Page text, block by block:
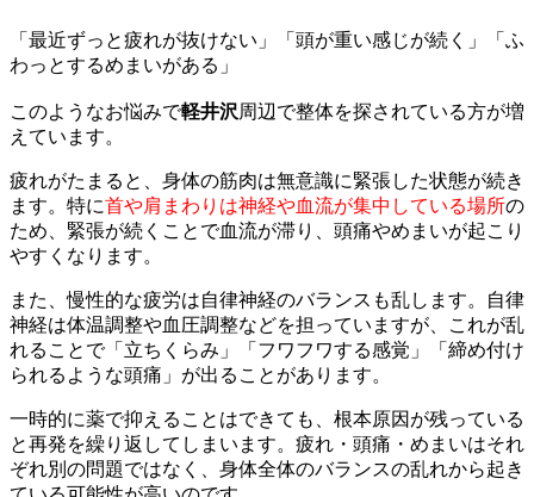
「最近ずっと疲れが抜けない」「頭が重い感じが続く」「ふ
わっとするめまいがある」
このようなお悩みで軽井沢周辺で整体を探されている方が増
えています。
疲れがたまると、身体の筋肉は無意識に緊張した状態が続き
ます。特に首や肩まわりは神経や血流が集中している場所の
ため、緊張が続くことで血流が滞り、頭痛やめまいが起こり
やすくなります。
また、慢性的な疲労は自律神経のバランスも乱します。自律
神経は体温調整や血圧調整などを担っていますが、これが乱
れることで「立ちくらみ」「フワフワする感覚」「締め付け
られるような頭痛」が出ることがあります。
一時的に薬で抑えることはできても、根本原因が残っている
と再発を繰り返してしまいます。疲れ・頭痛・めまいはそれ
ぞれ別の問題ではなく、身体全体のバランスの乱れから起き